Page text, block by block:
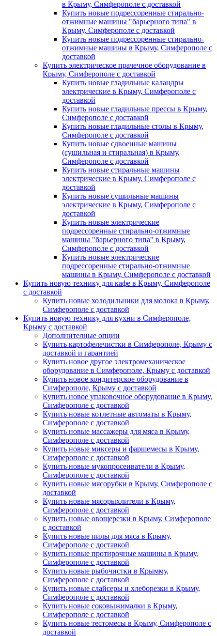
в Крыму, Симферополе с доставкой
Купить новые подрессоренные стирально-
отжимные машины "барьерного типа" в
Крыму, Симферополе с доставкой
Купить новые подрессоренные стирально-
отжимные машины в Крыму, Симферополе с
доставкой
Купить электрическое прачечное оборудование в
Крыму, Симферополе с доставкой
Купить новые гладильные каландры
электрические в Крыму, Симферополе с
доставкой
Купить новые гладильные прессы в Крыму,
Симферополе с доставкой
Купить новые гладильные столы в Крыму,
Симферополе с доставкой
Купить новые сдвоенные машины
(сушильная и стиральная) в Крыму,
Симферополе с доставкой
Купить новые стиральные машины
электрические в Крыму, Симферополе с
доставкой
Купить новые сушильные машины
электрические в Крыму, Симферополе с
доставкой
Купить новые электрические
подрессоренные стирально-отжимные
машины "барьерного типа" в Крыму,
Симферополе с доставкой
Купить новые электрические
подрессоренные стирально-отжимные
машины в Крыму, Симферополе с доставкой
Купить новую технику для кафе в Крыму, Симферополе
с доставкой
Купить новые холодильники для молока в Крыму,
Симферополе с доставкой
Купить новую технику для кухни в Симферополе,
Крыму с доставкой
Дополнителные опции
Купить картофелечистки в Симферополе, Крыму с
доставкой и гарантией
Купить новое другое электромеханическое
оборудование в Симферополе, Крыму с доставкой
Купить новое кондитерское оборудование в
Симферополе, Крыму с доставкой
Купить новое упаковочное оборудование в Крыму,
Симферополе с доставкой
Купить новые котлетные автоматы в Крыму,
Симферополе с доставкой
Купить новые массажеры для мяса в Крыму,
Симферополе с доставкой
Купить новые миксеры и фаршемесы в Крыму,
Симферополе с доставкой
Купить новые мукопросеиватели в Крыму,
Симферополе с доставкой
Купить новые мясорубки в Крыму, Симферополе с
доставкой
Купить новые мясорыхлители в Крыму,
Симферополе с доставкой
Купить новые овощерезки в Крыму, Симферополе
с доставкой
Купить новые пилы для мяса в Крыму,
Симферополе с доставкой
Купить новые протирочные машины в Крыму,
Симферополе с доставкой
Купить новые рыбочистки в Крымму,
Симферополе с доставкой
Купить новые слайсеры и хлеборезки в Крыму,
Симферополе с доставкой
Купить новые соковыжималки в Крыму,
Симферополе с доставкой
Купить новые тестомесы в Крыму, Симферополе с
доставкой